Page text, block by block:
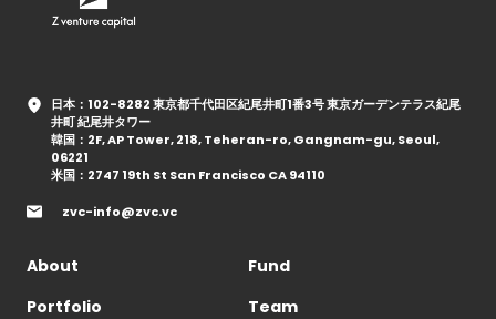
日本：102-8282 東京都千代田区紀尾井町1番3号 東京ガーデンテラス紀尾
井町 紀尾井タワー
韓国：2F, AP Tower, 218, Teheran-ro, Gangnam-gu, Seoul,
06221
米国：2747 19th St San Francisco CA 94110
zvc-info@zvc.vc
About
Fund
Portfolio
Team